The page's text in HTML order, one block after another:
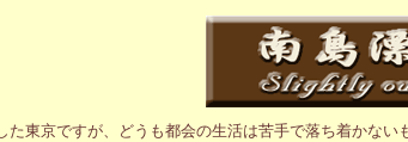
た東京ですが、どうも都会の生活は苦手で落ち着かな